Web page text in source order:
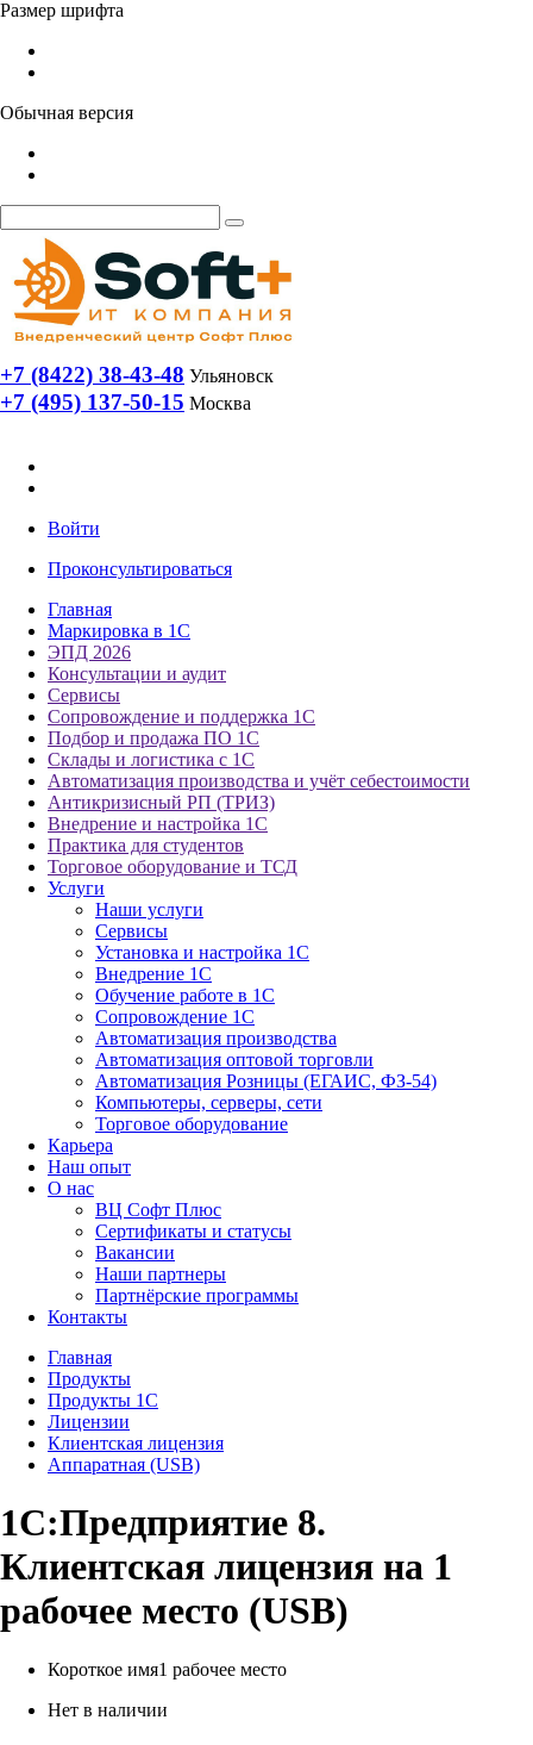
Размер шрифта
Обычная версия
+7 (8422) 38-43-48 Ульяновск
+7 (495) 137-50-15 Москва
Войти
Проконсультироваться
Главная
Маркировка в 1С
ЭПД 2026
Консультации и аудит
Сервисы
Сопровождение и поддержка 1С
Подбор и продажа ПО 1С
Склады и логистика с 1С
Автоматизация производства и учёт себестоимости
Антикризисный РП (ТРИЗ)
Внедрение и настройка 1С
Практика для студентов
Торговое оборудование и ТСД
Услуги
Наши услуги
Сервисы
Установка и настройка 1С
Внедрение 1С
Обучение работе в 1С
Сопровождение 1С
Автоматизация производства
Автоматизация оптовой торговли
Автоматизация Розницы (ЕГАИС, ФЗ-54)
Компьютеры, серверы, сети
Торговое оборудование
Карьера
Наш опыт
О нас
ВЦ Софт Плюс
Сертификаты и статусы
Вакансии
Наши партнеры
Партнёрские программы
Контакты
Главная
Продукты
Продукты 1С
Лицензии
Клиентская лицензия
Аппаратная (USB)
1С:Предприятие 8.
Клиентская лицензия на 1
рабочее место (USB)
Короткое имя1 рабочее место
Нет в наличии